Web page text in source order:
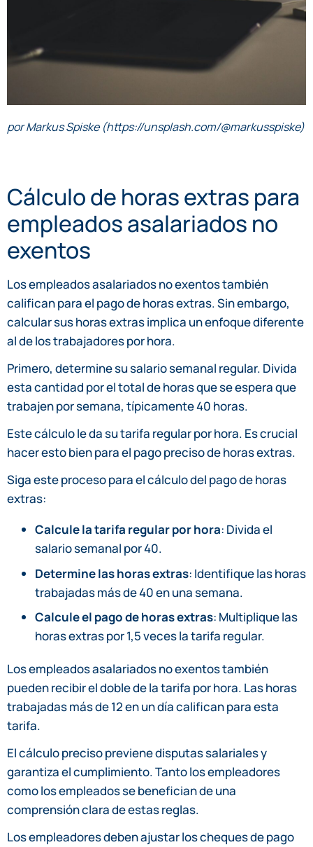
por Markus Spiske (https://unsplash.com/@markusspiske)
Cálculo de horas extras para
empleados asalariados no
exentos
Los empleados asalariados no exentos también
califican para el pago de horas extras. Sin embargo,
calcular sus horas extras implica un enfoque diferente
al de los trabajadores por hora.
Primero, determine su salario semanal regular. Divida
esta cantidad por el total de horas que se espera que
trabajen por semana, típicamente 40 horas.
Este cálculo le da su tarifa regular por hora. Es crucial
hacer esto bien para el pago preciso de horas extras.
Siga este proceso para el cálculo del pago de horas
extras:
Calcule la tarifa regular por hora: Divida el
salario semanal por 40.
Determine las horas extras: Identifique las horas
trabajadas más de 40 en una semana.
Calcule el pago de horas extras: Multiplique las
horas extras por 1,5 veces la tarifa regular.
Los empleados asalariados no exentos también
pueden recibir el doble de la tarifa por hora. Las horas
trabajadas más de 12 en un día califican para esta
tarifa.
El cálculo preciso previene disputas salariales y
garantiza el cumplimiento. Tanto los empleadores
como los empleados se benefician de una
comprensión clara de estas reglas.
Los empleadores deben ajustar los cheques de pago